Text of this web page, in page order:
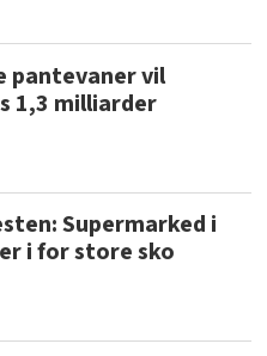
pantevaner vil
1,3 milliarder
Supermarked i
i for store sko